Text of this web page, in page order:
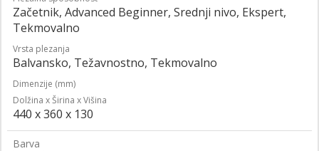
Začetnik, Advanced Beginner, Srednji nivo, Ekspert,
Tekmovalno
Vrsta plezanja
Balvansko, Težavnostno, Tekmovalno
Dimenzije (mm)
Dolžina x Širina x Višina
440 x 360 x 130
Barva